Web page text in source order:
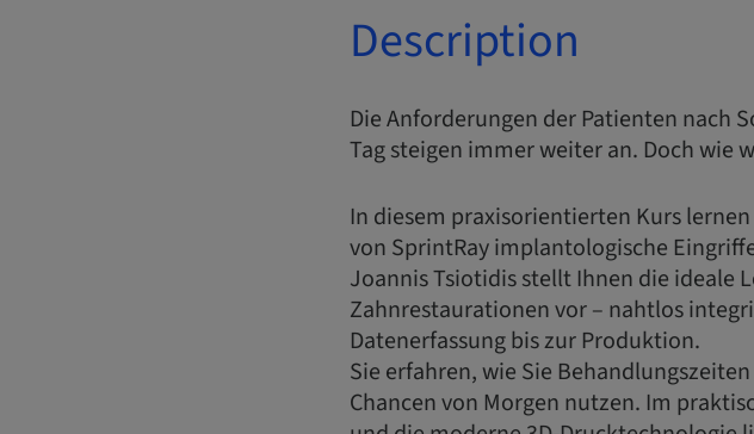
Description
Die Anforderungen der Patienten nach
Tag steigen immer weiter an. Doch wie
In diesem praxisorientierten Kurs
von SprintRay implantologische
Joannis Tsiotidis stellt Ihnen die ideale
Zahnrestaurationen vor – nahtlos
Datenerfassung bis zur Produktion.
Sie erfahren, wie Sie
Chancen von Morgen nutzen. Im